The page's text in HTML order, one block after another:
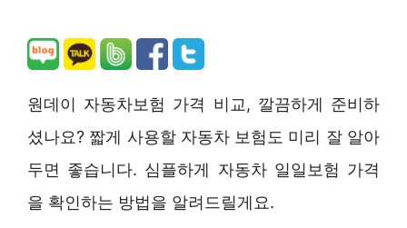
원데이 자동차보험 가격 비교, 깔끔하게 준비하
셨나요? 짧게 사용할 자동차 보험도 미리 잘 알아
두면 좋습니다. 심플하게 자동차 일일보험 가격
을 확인하는 방법을 알려드릴게요.